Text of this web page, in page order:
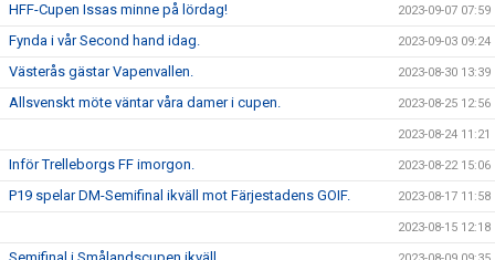
HFF-Cupen Issas minne på lördag! 2023-09-07 07:59
Fynda i vår Second hand idag. 2023-09-03 09:24
Västerås gästar Vapenvallen. 2023-08-30 13:39
Allsvenskt möte väntar våra damer i cupen. 2023-08-25 12:56
2023-08-24 11:21
Inför Trelleborgs FF imorgon. 2023-08-22 15:06
P19 spelar DM-Semifinal ikväll mot Färjestadens GOIF. 2023-08-17 11:58
2023-08-15 12:18